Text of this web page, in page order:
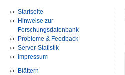
Startseite
Hinweise zur
Forschungsdatenbank
Probleme & Feedback
Server-Statistik
Impressum
Blättern